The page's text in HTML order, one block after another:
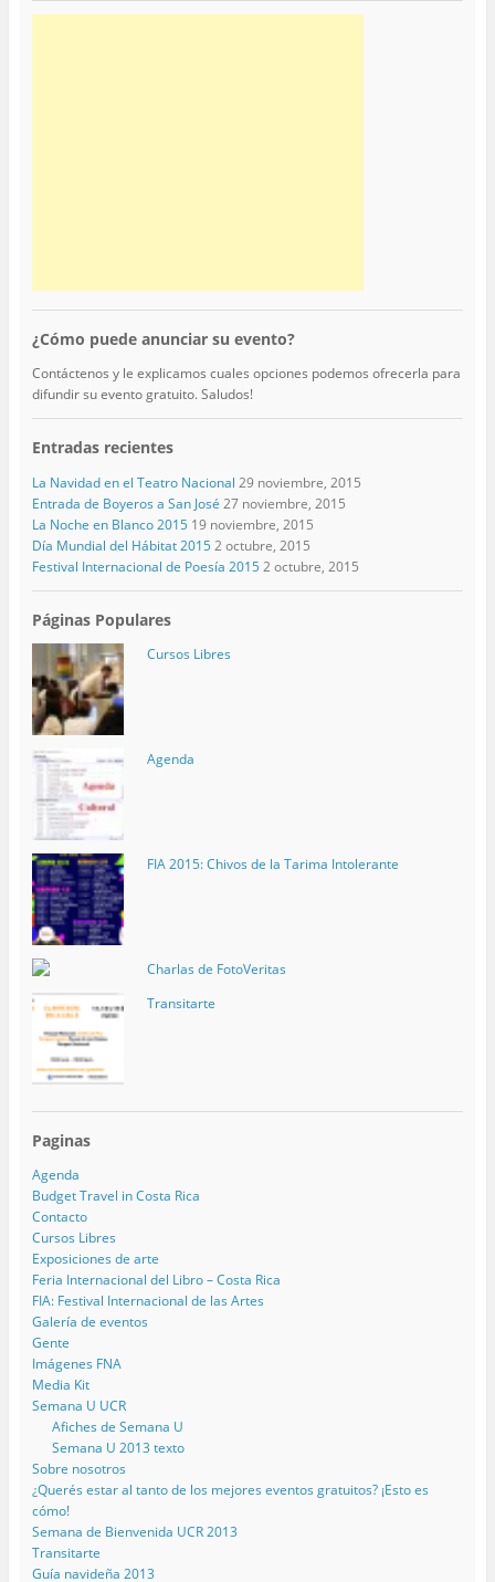
¿Cómo puede anunciar su evento?
Contáctenos y le explicamos cuales opciones podemos ofrecerla para
difundir su evento gratuito. Saludos!
Entradas recientes
La Navidad en el Teatro Nacional 29 noviembre, 2015
Entrada de Boyeros a San José 27 noviembre, 2015
La Noche en Blanco 2015 19 noviembre, 2015
Día Mundial del Hábitat 2015 2 octubre, 2015
Festival Internacional de Poesía 2015 2 octubre, 2015
Páginas Populares
Cursos Libres
Agenda
FIA 2015: Chivos de la Tarima Intolerante
Charlas de FotoVeritas
Transitarte
Paginas
Agenda
Budget Travel in Costa Rica
Contacto
Cursos Libres
Exposiciones de arte
Feria Internacional del Libro – Costa Rica
FIA: Festival Internacional de las Artes
Galería de eventos
Gente
Imágenes FNA
Media Kit
Semana U UCR
Afiches de Semana U
Semana U 2013 texto
Sobre nosotros
¿Querés estar al tanto de los mejores eventos gratuitos? ¡Esto es
cómo!
Semana de Bienvenida UCR 2013
Transitarte
Guía navideña 2013